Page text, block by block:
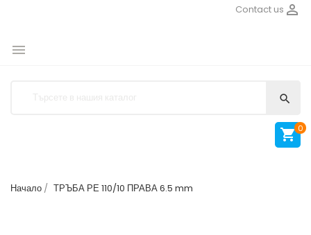

Contact us


 0
Начало ТРЪБА РЕ 110/10 ПРАВА 6.5 mm